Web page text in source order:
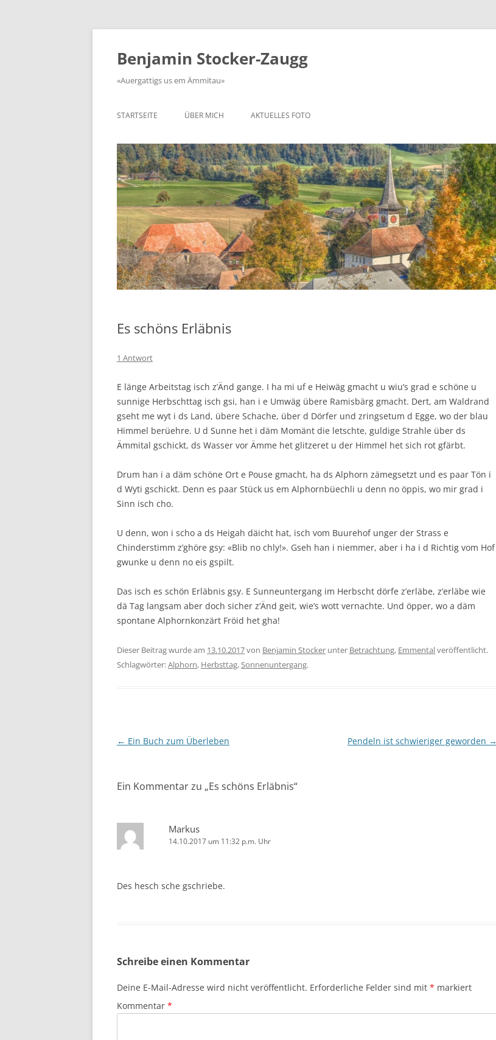
Zum
springen
Benjamin Stocker-Zaugg
«Auergattigs us em Ämmitau»
STARTSEITE ÜBER MICH AKTUELLES FOTO
Es schöns Erläbnis
1 Antwort
E länge Arbeitstag isch z’Änd gange. I ha mi uf e Heiwäg gmacht u wiu’s grad e schöne u
sunnige Herbschttag isch gsi, han i e Umwäg übere Ramisbärg gmacht. Dert, am Waldrand
gseht me wyt i ds Land, übere Schache, über d Dörfer und zringsetum d Egge, wo der blau
Himmel berüehre. U d Sunne het i däm Momänt die letschte, guldige Strahle über ds
Ämmital gschickt, ds Wasser vor Ämme het glitzeret u der Himmel het sich rot gfärbt.
Drum han i a däm schöne Ort e Pouse gmacht, ha ds Alphorn zämegsetzt und es paar Tön i
d Wyti gschickt. Denn es paar Stück us em Alphornbüechli u denn no öppis, wo mir grad i
Sinn isch cho.
U denn, won i scho a ds Heigah däicht hat, isch vom Buurehof unger der Strass e
Chinderstimm z’ghöre gsy: «Blib no chly!». Gseh han i niemmer, aber i ha i d Richtig vom Hof
gwunke u denn no eis gspilt.
Das isch es schön Erläbnis gsy. E Sunneuntergang im Herbscht dörfe z’erläbe, z’erläbe wie
dä Tag langsam aber doch sicher z’Änd geit, wie’s wott vernachte. Und öpper, wo a däm
spontane Alphornkonzärt Fröid het gha!
Dieser Beitrag wurde am 13.10.2017von Benjamin Stocker unter Betrachtung, Emmentalveröffentlicht.
Schlagwörter:Alphorn, Herbsttag,Sonnenuntergang.
Beitragsnavigation
← Ein Buch zum Überleben Pendeln ist schwieriger geworden →
Ein Kommentar zu „Es schöns Erläbnis“
Markus
14.10.2017 um 11:32 p.m. Uhr
Des hesch sche gschriebe.
Schreibe einen Kommentar
Deine E-Mail-Adresse wird nicht veröffentlicht. Erforderliche Felder sind mit * markiert
Kommentar *